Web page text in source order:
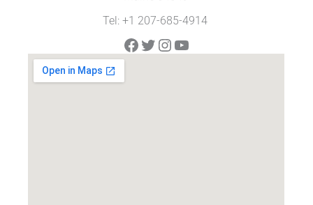
Tel: +1 207-685-4914
Facebook
Twitter
Instagram
YouTube